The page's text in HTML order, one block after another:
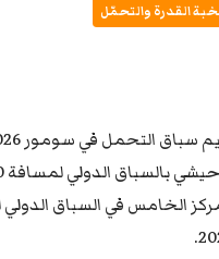
القدرة والتحمّل